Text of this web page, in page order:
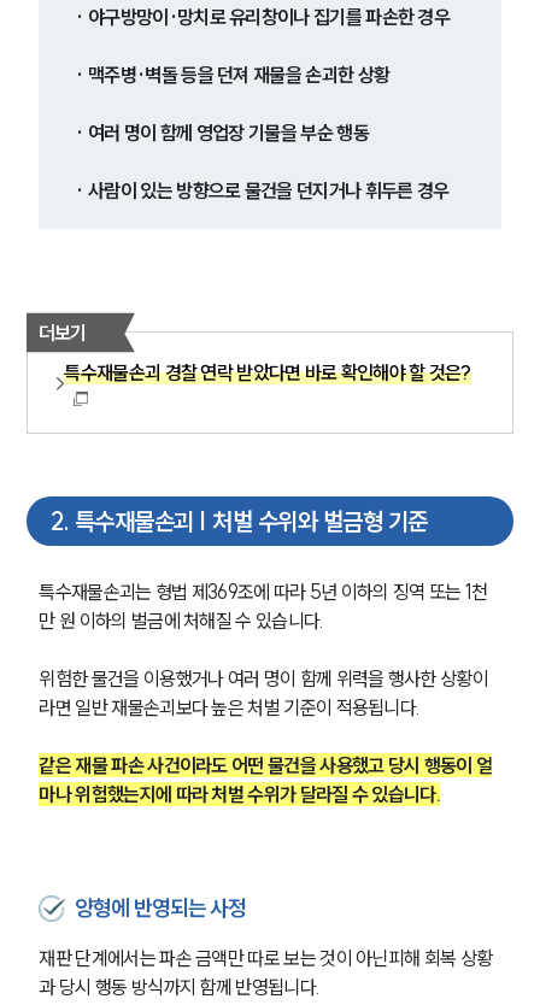
· 야구방망이·망치로 유리창이나 집기를 파손한 경우
· 맥주병·벽돌 등을 던져 재물을 손괴한 상황
· 여러 명이 함께 영업장 기물을 부순 행동
· 사람이 있는 방향으로 물건을 던지거나 휘두른 경우
더보기
특수재물손괴 경찰 연락 받았다면 바로 확인해야 할 것은?
2. 특수재물손괴 | 처벌 수위와 벌금형 기준
특수재물손괴는 형법 제369조에 따라 5년 이하의 징역 또는 1천
만 원 이하의 벌금에 처해질 수 있습니다.
위험한 물건을 이용했거나 여러 명이 함께 위력을 행사한 상황이
라면 일반 재물손괴보다 높은 처벌 기준이 적용됩니다.
같은 재물 파손 사건이라도 어떤 물건을 사용했고 당시 행동이 얼
마나 위험했는지에 따라 처벌 수위가 달라질 수 있습니다.
양형에 반영되는 사정
재판 단계에서는 파손 금액만 따로 보는 것이 아닌피해 회복 상황
과 당시 행동 방식까지 함께 반영됩니다.